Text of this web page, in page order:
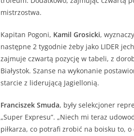
mistrzostwa.
Kapitan Pogoni, Kamil Grosicki,
następne 2 tygodnie żeby jako LIDER
zajmuje czwartą pozycję w tabeli, z
Białystok. Szanse na wykonanie
starcie z liderującą Jagiellonią.
Franciszek Smuda, były selekcjoner
„Super Expresu”. „Niech mi teraz
piłkarza, co potrafi zrobić na boisku to, o